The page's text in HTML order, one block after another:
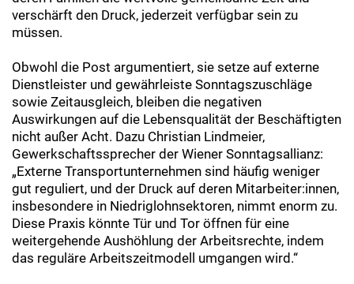
verschärft den Druck, jederzeit verfügbar sein zu
müssen.
Obwohl die Post argumentiert, sie setze auf externe
Dienstleister und gewährleiste Sonntagszuschläge
sowie Zeitausgleich, bleiben die negativen
Auswirkungen auf die Lebensqualität der Beschäftigten
nicht außer Acht. Dazu Christian Lindmeier,
Gewerkschaftssprecher der Wiener Sonntagsallianz:
„Externe Transportunternehmen sind häufig weniger
gut reguliert, und der Druck auf deren Mitarbeiter:innen,
insbesondere in Niedriglohnsektoren, nimmt enorm zu.
Diese Praxis könnte Tür und Tor öffnen für eine
weitergehende Aushöhlung der Arbeitsrechte, indem
das reguläre Arbeitszeitmodell umgangen wird.“